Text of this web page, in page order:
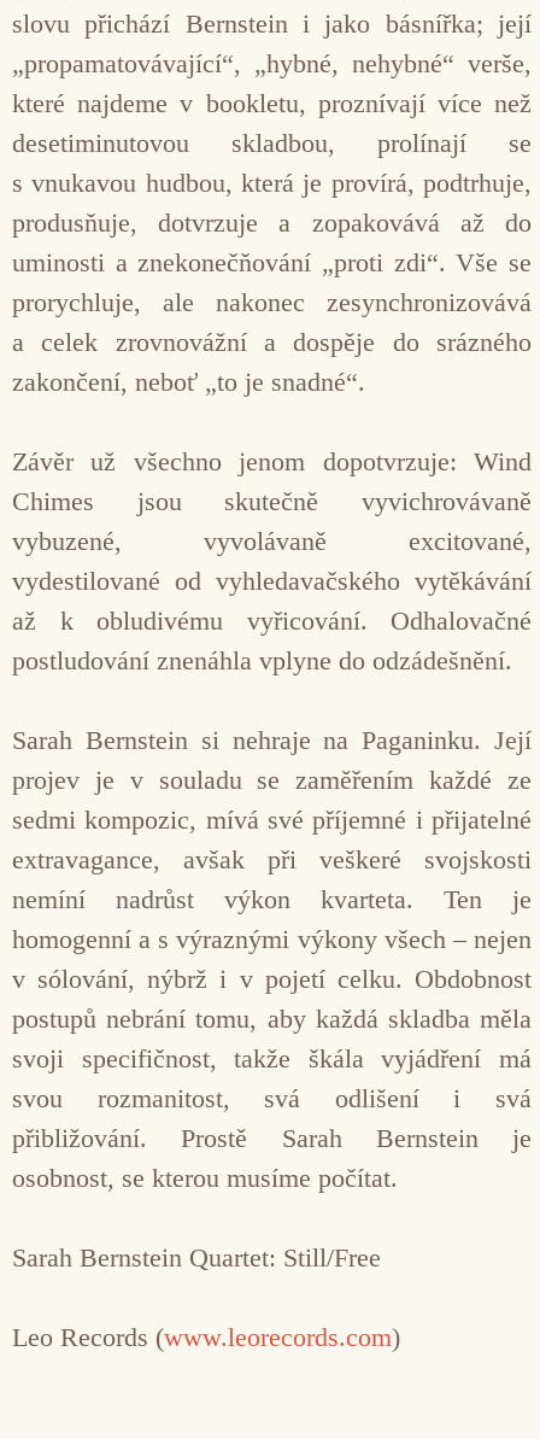
slovu přichází Bernstein i jako básnířka; její
„propamatovávající“, „hybné, nehybné“ verše,
které najdeme v bookletu, proznívají více než
desetiminutovou skladbou, prolínají se
s vnukavou hudbou, která je provírá, podtrhuje,
produsňuje, dotvrzuje a zopakovává až do
uminosti a znekonečňování „proti zdi“. Vše se
prorychluje, ale nakonec zesynchronizovává
a celek zrovnovážní a dospěje do srázného
zakončení, neboť „to je snadné“.
Závěr už všechno jenom dopotvrzuje: Wind
Chimes jsou skutečně vyvichrovávaně
vybuzené, vyvolávaně excitované,
vydestilované od vyhledavačského vytěkávání
až k obludivému vyřicování. Odhalovačné
postludování znenáhla vplyne do odzádešnění.
Sarah Bernstein si nehraje na Paganinku. Její
projev je v souladu se zaměřením každé ze
sedmi kompozic, mívá své příjemné i přijatelné
extravagance, avšak při veškeré svojskosti
nemíní nadrůst výkon kvarteta. Ten je
homogenní a s výraznými výkony všech – nejen
v sólování, nýbrž i v pojetí celku. Obdobnost
postupů nebrání tomu, aby každá skladba měla
svoji specifičnost, takže škála vyjádření má
svou rozmanitost, svá odlišení i svá
přibližování. Prostě Sarah Bernstein je
osobnost, se kterou musíme počítat.
Sarah Bernstein Quartet: Still/Free
Leo Records (www.leorecords.com)